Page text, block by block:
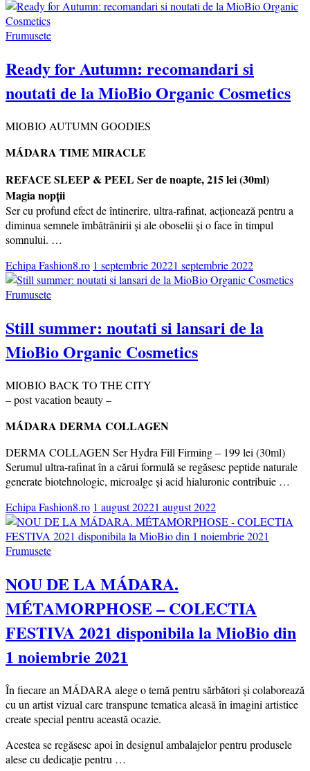
Frumusete
Ready for Autumn: recomandari si
noutati de la MioBio Organic Cosmetics
MIOBIO AUTUMN GOODIES
MÁDARA TIME MIRACLE
REFACE SLEEP & PEEL Ser de noapte, 215 lei (30ml)
Magia nopții
Ser cu profund efect de întinerire, ultra-rafinat, acționează pentru a
diminua semnele îmbătrânirii și ale oboselii și o face în timpul
somnului. …
Echipa Fashion8.ro 1 septembrie 20221 septembrie 2022
Frumusete
Still summer: noutati si lansari de la
MioBio Organic Cosmetics
MIOBIO BACK TO THE CITY
– post vacation beauty –
MÁDARA DERMA COLLAGEN
DERMA COLLAGEN Ser Hydra Fill Firming – 199 lei (30ml)
Serumul ultra-rafinat în a cărui formulă se regăsesc peptide naturale
generate biotehnologic, microalge și acid hialuronic contribuie …
Echipa Fashion8.ro 1 august 20221 august 2022
Frumusete
NOU DE LA MÁDARA.
MÉTAMORPHOSE – COLECTIA
FESTIVA 2021 disponibila la MioBio din
1 noiembrie 2021
În fiecare an MÁDARA alege o temă pentru sărbători și colaborează
cu un artist vizual care transpune tematica aleasă în imagini artistice
create special pentru această ocazie.
Acestea se regăsesc apoi în designul ambalajelor pentru produsele
alese cu dedicație pentru …